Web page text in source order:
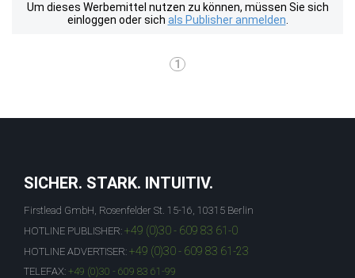
Um dieses Werbemittel nutzen zu können, müssen Sie sich
einloggen oder sich als Publisher anmelden
1
SICHER. STARK. INTUITIV.
Firstlead GmbH, Rosenfelder St. 15-16, 10315 Berlin
HOTLINE PUBLISHER: +49 (0)30 - 609 83 61-0
HOTLINE ADVERTISER: +49 (0)30 - 609 83 61-23
TELEFAX: +49 (0)30 - 609 83 61-99